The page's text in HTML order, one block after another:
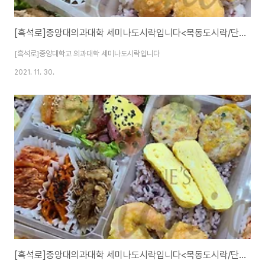
[흑석로]중앙대의과대학 세미나도시락입니다<목동도시락/단체도시락/도시락케이터링:원스피크닉>
[흑석로]중앙대학교 의과대학 세미나도시락입니다
2021. 11. 30.
[흑석로]중앙대의과대학 세미나도시락입니다<목동도시락/단체도시락/도시락케이터링:원스피크닉>